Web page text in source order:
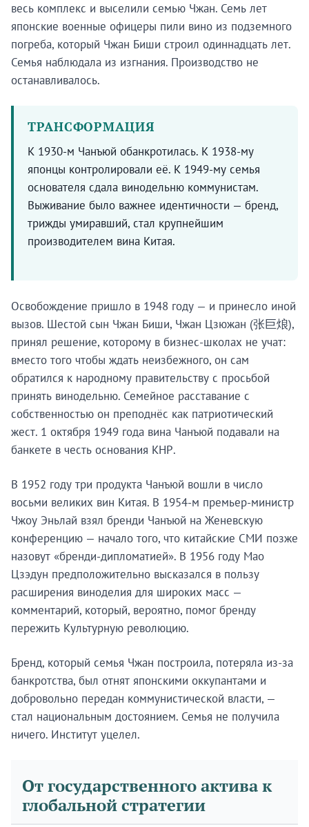
весь комплекс и выселили семью Чжан. Семь лет
японские военные офицеры пили вино из подземного
погреба, который Чжан Биши строил одиннадцать лет.
Семья наблюдала из изгнания. Производство не
останавливалось.
ТРАНСФОРМАЦИЯ
К 1930-м Чанъюй обанкротилась. К 1938-му
японцы контролировали её. К 1949-му семья
основателя сдала винодельню коммунистам.
Выживание было важнее идентичности — бренд,
трижды умиравший, стал крупнейшим
производителем вина Китая.
Освобождение пришло в 1948 году — и принесло иной
вызов. Шестой сын Чжан Биши, Чжан Цзюжан (张巨烺),
принял решение, которому в бизнес-школах не учат:
вместо того чтобы ждать неизбежного, он сам
обратился к народному правительству с просьбой
принять винодельню. Семейное расставание с
собственностью он преподнёс как патриотический
жест. 1 октября 1949 года вина Чанъюй подавали на
банкете в честь основания КНР.
В 1952 году три продукта Чанъюй вошли в число
восьми великих вин Китая. В 1954-м премьер-министр
Чжоу Эньлай взял бренди Чанъюй на Женевскую
конференцию — начало того, что китайские СМИ позже
назовут «бренди-дипломатией». В 1956 году Мао
Цзэдун предположительно высказался в пользу
расширения виноделия для широких масс —
комментарий, который, вероятно, помог бренду
пережить Культурную революцию.
Бренд, который семья Чжан построила, потеряла из-за
банкротства, был отнят японскими оккупантами и
добровольно передан коммунистической власти, —
стал национальным достоянием. Семья не получила
ничего. Институт уцелел.
От государственного актива к
глобальной стратегии
других.
Brandmine Weekly выходит каждый вторник — новые